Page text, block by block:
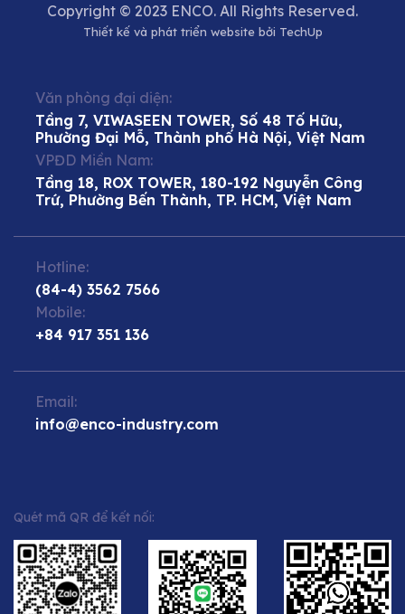
Copyright © 2023 ENCO. All Rights Reserved.
Thiết kế và phát triển website bởi TechUp
Văn phòng đại diện:
Tầng 7, VIWASEEN TOWER, Số 48 Tố Hữu,
Phường Đại Mỗ, Thành phố Hà Nội, Việt Nam
VPĐD Miền Nam:
Tầng 18, ROX TOWER, 180-192 Nguyễn Công
Trứ, Phường Bến Thành, TP. HCM, Việt Nam
Hotline:
(84-4) 3562 7566
Mobile:
+84 917 351 136
Email:
info@enco-industry.com
Quét mã QR để kết nối: